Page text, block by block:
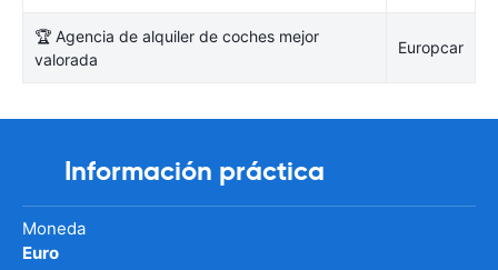
🏆 Agencia de alquiler de coches mejor
valorada
Europcar
Información práctica
Moneda
Euro